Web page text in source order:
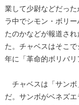
業して少尉などだっ
ラ中でシモン・ボリ
たのかなどが報道さ
た。チャベスはそこ
年に「革命的ボリバリ
チャベスは「サンボ
だ。サンボがベネズ